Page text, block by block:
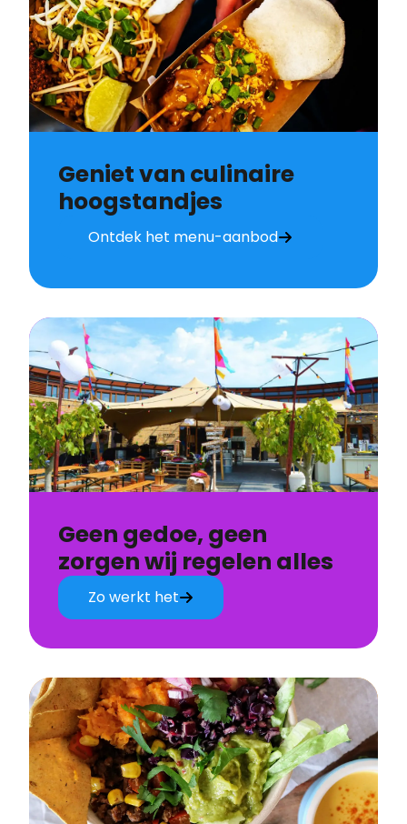
Geniet van culinaire
hoogstandjes
Ontdek het menu-aanbod
Geen gedoe, geen
zorgen wij regelen alles
Zo werkt het